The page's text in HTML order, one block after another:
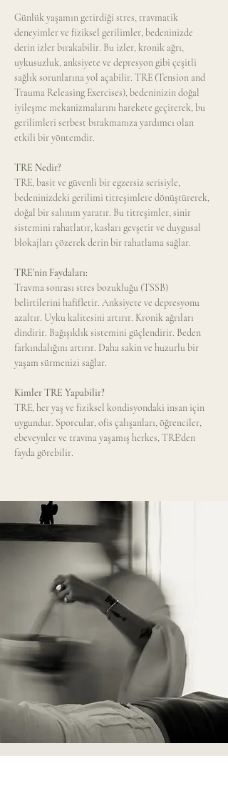
Günlük yaşamın getirdiği stres, travmatik
deneyimler ve fiziksel gerilimler, bedeninizde
derin izler bırakabilir. Bu izler, kronik ağrı,
uykusuzluk, anksiyete ve depresyon gibi çeşitli
sağlık sorunlarına yol açabilir. TRE (Tension and
Trauma Releasing Exercises), bedeninizin doğal
iyileşme mekanizmalarını harekete geçirerek, bu
gerilimleri serbest bırakmanıza yardımcı olan
etkili bir yöntemdir.
TRE Nedir?
TRE, basit ve güvenli bir egzersiz serisiyle,
bedeninizdeki gerilimi titreşimlere dönüştürerek,
doğal bir salınım yaratır. Bu titreşimler, sinir
sistemini rahatlatır, kasları gevşetir ve duygusal
blokajları çözerek derin bir rahatlama sağlar.
TRE'nin Faydaları:
Travma sonrası stres bozukluğu (TSSB)
belirtilerini hafifletir. Anksiyete ve depresyonu
azaltır. Uyku kalitesini artırır. Kronik ağrıları
dindirir. Bağışıklık sistemini güçlendirir. Beden
farkındalığını artırır. Daha sakin ve huzurlu bir
yaşam sürmenizi sağlar.
Kimler TRE Yapabilir?
TRE, her yaş ve fiziksel kondisyondaki insan için
uygundur. Sporcular, ofis çalışanları, öğrenciler,
ebeveynler ve travma yaşamış herkes, TRE'den
fayda görebilir.